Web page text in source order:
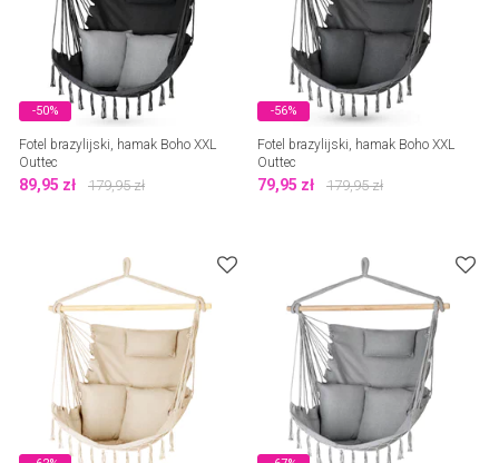
-50%
Fotel brazylijski, hamak Boho XXL
Outtec
89,95 zł 179,95zł
-56%
Fotel brazylijski, hamak Boho XXL
Outtec
79,95 zł 179,95zł